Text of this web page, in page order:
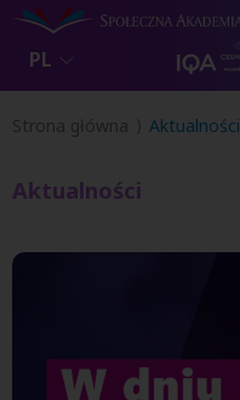
PL
Strona główna Aktualności
Aktualności